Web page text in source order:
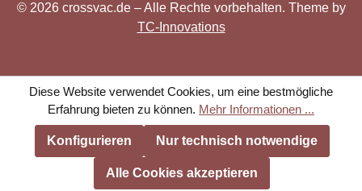
© 2026 crossvac.de – Alle Rechte vorbehalten. Theme by
TC-Innovations
Diese Website verwendet Cookies, um eine bestmögliche
Erfahrung bieten zu können. Mehr Informationen ...
Nur technisch notwendige
Konfigurieren
Alle Cookies akzeptieren